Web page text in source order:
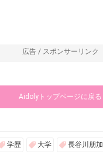
広告 / スポンサーリンク
Aidolyトップページに戻る
学歴 大学 長谷川朋加